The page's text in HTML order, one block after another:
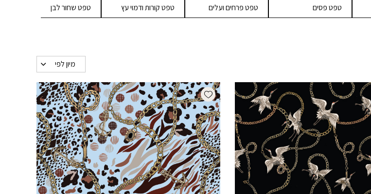
טפט פסים טפט פרחים ועלים טפט קורות ודמוי עץ טפט שחור לבן
מיון לפי
Add wishlist